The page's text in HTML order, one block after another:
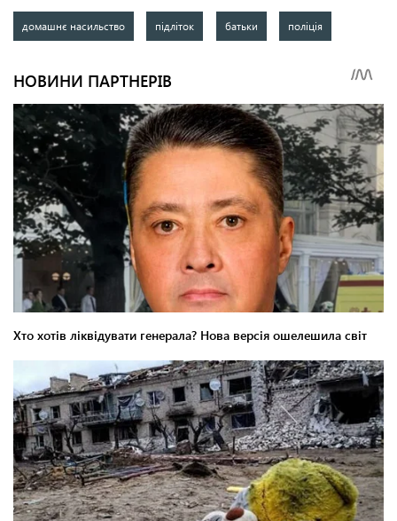
домашнє насильство підліток батьки поліція